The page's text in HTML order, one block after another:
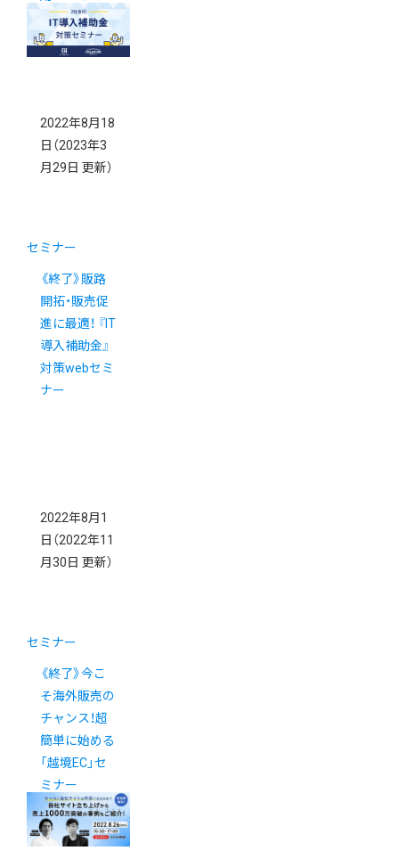
ー
2022年8月18
日 （2023年3
月29日 更新）
セミナー
《終了》販路
開拓・販売促
進に最適！ 『IT
導入補助金』
対策webセミ
ナー
2022年8月1
日 （2022年11
月30日 更新）
セミナー
《終了》今こ
そ海外販売の
チャンス！超
簡単に始める
「越境EC」セ
ミナー